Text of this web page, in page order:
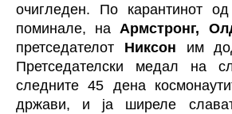
очигледен. По карантинот
поминале, наАрмстронг,
претседателот Никсон им
Претседателски медал на
следните 45 дена
држави, и ја ширеле